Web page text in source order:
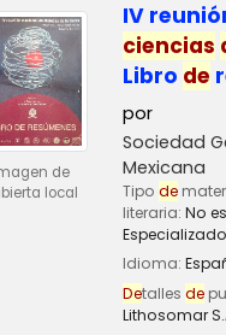
de
local
IV
ciencias
Libro de
por
Sociedad
Mexicana
Tipo de
literaria: No
Idioma:
Detalles de
Lithosomar